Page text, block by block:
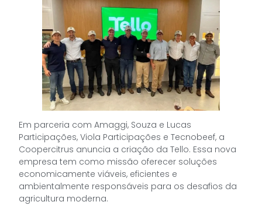
Em parceria com Amaggi, Souza e Lucas
Participações, Viola Participações e Tecnobeef, a
Coopercitrus anuncia a criação da Tello. Essa nova
empresa tem como missão oferecer soluções
economicamente viáveis, eficientes e
ambientalmente responsáveis para os desafios da
agricultura moderna.